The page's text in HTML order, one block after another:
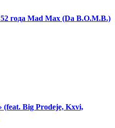
года Mad Max (Da B.O.M.B.)
Big Prodeje, Kxvi,